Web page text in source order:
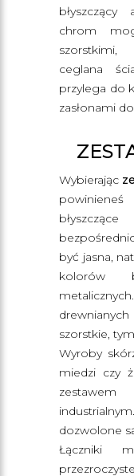
chrom
ceglana
przylega do
zasłonami
Wybierając
być jasna,
kolorów
szorstkie,
Wyroby
miedzi czy
dozwolone
Łączniki